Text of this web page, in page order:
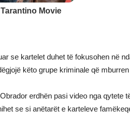
se kartelet duhet të fokusohen në
këto grupe kriminale që
erdhën pasi video nga qytete
se si anëtarët e karteleve